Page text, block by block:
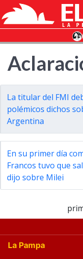
La titular del FMI
polémicos dichos
Argentina
En su primer día
Francos tuvo que
dijo sobre Milei
La Pampa